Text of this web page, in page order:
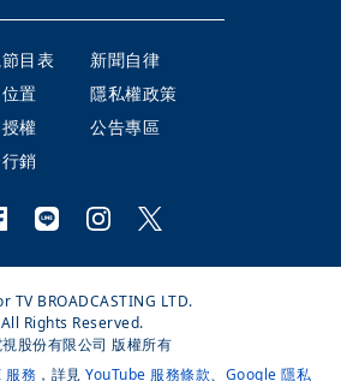
目表
新聞自律
置
隱私權政策
權
公告專區
銷
TV BROADCASTING LTD.
All Rights Reserved.
股份有限公司 版權所有
服務 ，詳見 YouTube 服務條款、 Google 隱私